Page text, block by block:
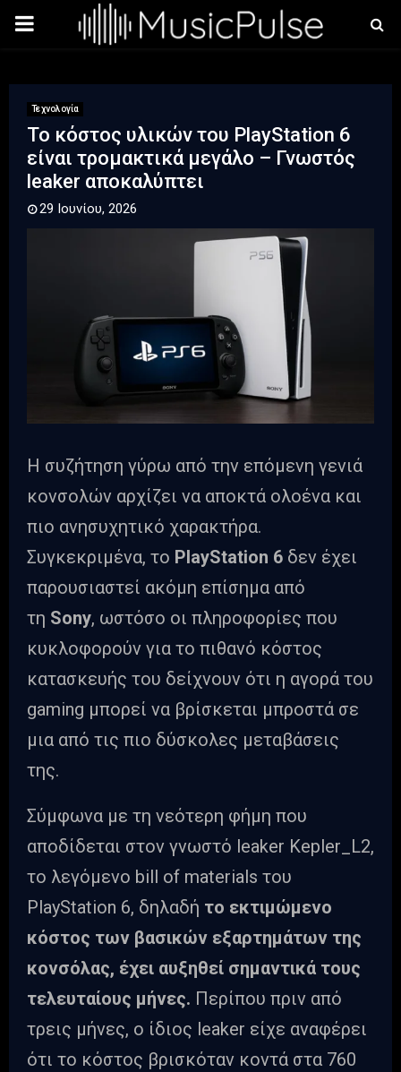
PRIMARY
Τεχνολογία
Το κόστος υλικών του PlayStation 6
είναι τρομακτικά μεγάλο – Γνωστός
leaker αποκαλύπτει
29 Ιουνίου, 2026
Η συζήτηση γύρω από την επόμενη γενιά
κονσολών αρχίζει να αποκτά ολοένα και
πιο ανησυχητικό χαρακτήρα.
Συγκεκριμένα, το PlayStation 6 δεν έχει
παρουσιαστεί ακόμη επίσημα από
τη Sony, ωστόσο οι πληροφορίες που
κυκλοφορούν για το πιθανό κόστος
κατασκευής του δείχνουν ότι η αγορά του
gaming μπορεί να βρίσκεται μπροστά σε
μια από τις πιο δύσκολες μεταβάσεις
της.
Σύμφωνα με τη νεότερη φήμη που
αποδίδεται στον γνωστό leaker Kepler_L2,
το λεγόμενο bill of materials του
PlayStation 6, δηλαδή το εκτιμώμενο
κόστος των βασικών εξαρτημάτων της
κονσόλας, έχει αυξηθεί σημαντικά τους
τελευταίους μήνες. Περίπου πριν από
τρεις μήνες, ο ίδιος leaker είχε αναφέρει
ότι το κόστος βρισκόταν κοντά στα 760